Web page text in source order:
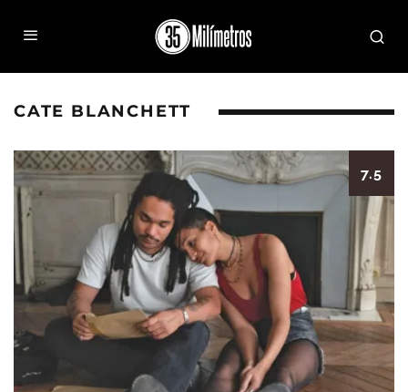
CATE BLANCHETT
7.5